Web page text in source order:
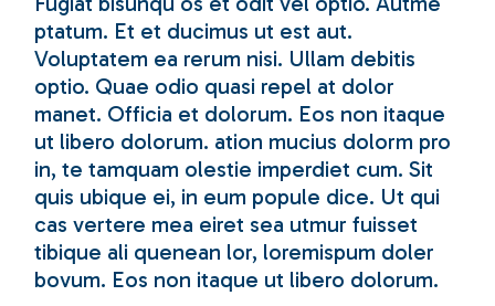
ptatum. Et et ducimus ut est aut.
Voluptatem ea rerum nisi. Ullam debitis
optio. Quae odio quasi repel at dolor
manet. Officia et dolorum. Eos non itaque
ut libero dolorum. ation mucius dolorm pro
in, te tamquam olestie imperdiet cum. Sit
quis ubique ei, in eum popule dice. Ut qui
cas vertere mea eiret sea utmur fuisset
tibique ali quenean lor, loremispum doler
bovum. Eos non itaque ut libero dolorum.